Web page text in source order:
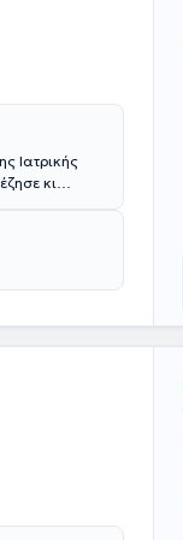
Ιατρικής
κι
και πιο
γεγονός
του
ρόλο
τη